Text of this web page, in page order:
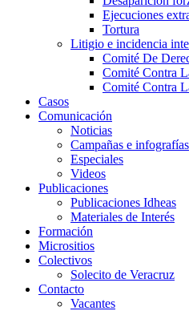
Ejecuciones
Tortura
Litigio e incidencia
Comité De
Comité Contra
Comité Contra
Casos
Comunicación
Noticias
Campañas e infografías
Especiales
Videos
Publicaciones
Publicaciones Idheas
Materiales de Interés
Formación
Micrositios
Colectivos
Solecito de Veracruz
Contacto
Vacantes